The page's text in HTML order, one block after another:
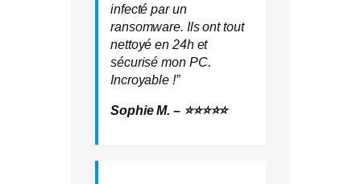
infecté par un
ransomware. Ils ont tout
nettoyé en 24h et
sécurisé mon PC.
Incroyable !”
Sophie M. – ⭐⭐⭐⭐⭐